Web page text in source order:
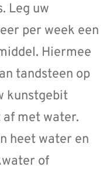
Leg uw
per week een
Hiermee
tandsteen op
kunstgebit
af met water.
heet water en
of